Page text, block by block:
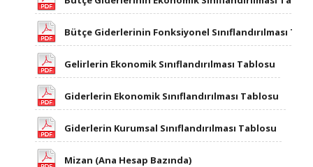
Bütçe Giderlerinin Fonksiyonel Sınıflandırılması
Gelirlerin Ekonomik Sınıflandırılması Tablosu
Giderlerin Ekonomik Sınıflandırılması Tablosu ​
Giderlerin Kurumsal Sınıflandırılması Tablosu
Mizan (Ana Hesap Bazında)